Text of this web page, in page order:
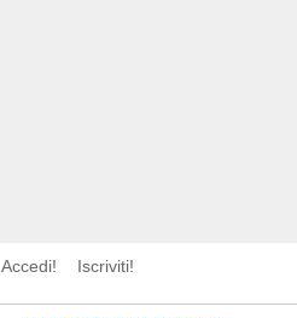
Accedi! Iscriviti!